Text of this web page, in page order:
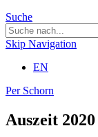
Suche
Skip Navigation
EN
Per Schorn
Auszeit 2020